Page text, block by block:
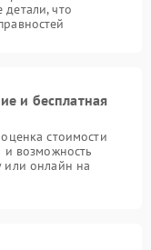
что
и бесплатная
стоимости
и возможность
или онлайн на